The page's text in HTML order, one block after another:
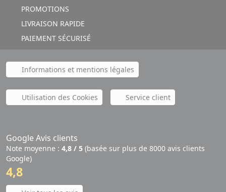
PROMOTIONS
LIVRAISON RAPIDE
PAIEMENT SÉCURISÉ
Informations et mentions légales
Utilisation des Cookies Service client
Google Avis clients
Note moyenne : 4,8 / 5 (basée sur plus de 8000 avis clients
Google)
4,8